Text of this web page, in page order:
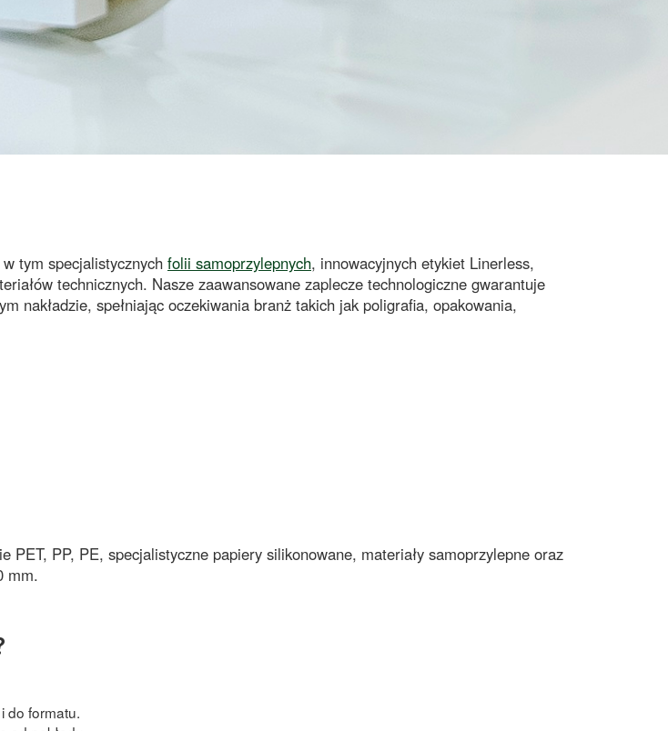
tym specjalistycznych folii samoprzylepnych, innowacyjnych etykiet Linerless,
technicznych. Nasze zaawansowane zaplecze technologiczne gwarantuje
nakładzie, spełniając oczekiwania branż takich jak poligrafia, opakowania,
PET, PP, PE, specjalistyczne papiery silikonowane, materiały samoprzylepne oraz
mm.
do formatu.